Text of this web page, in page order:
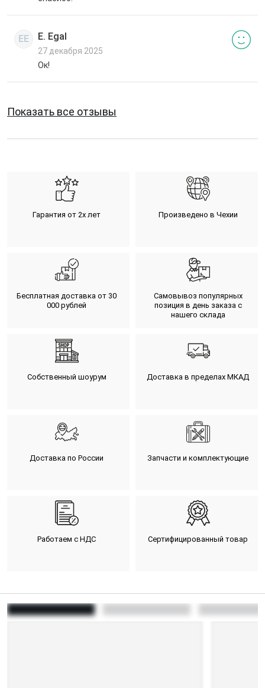
EE E. Egal
27 декабря 2025
Ок!
Показать все отзывы
Гарантия от 2х лет Произведено в Чехии
Бесплатная доставка от 30
000 рублей
Самовывоз популярных
позиция в день заказа с
нашего склада
Собственный шоурум Доставка в пределах МКАД
Доставка по России Запчасти и комплектующие
Работаем с НДС Сертифицированный товар